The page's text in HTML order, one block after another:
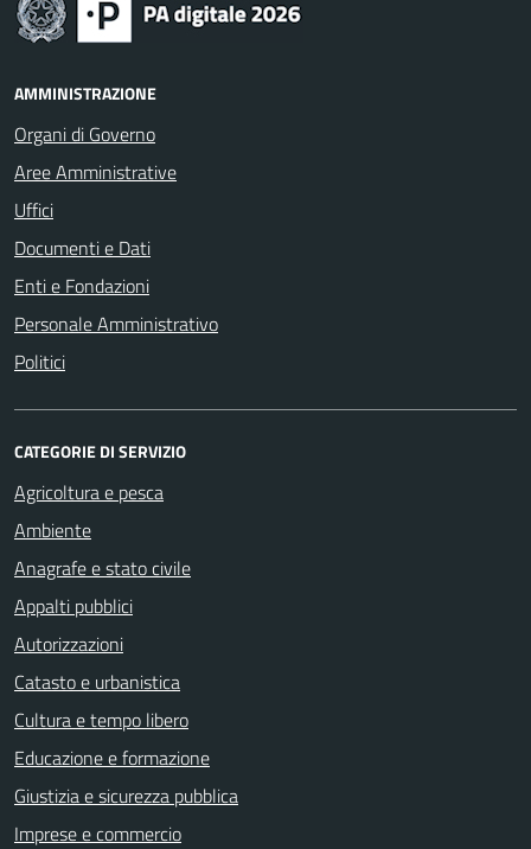
AMMINISTRAZIONE
Organi di Governo
Aree Amministrative
Uffici
Documenti e Dati
Enti e Fondazioni
Personale Amministrativo
Politici
CATEGORIE DI SERVIZIO
Agricoltura e pesca
Ambiente
Anagrafe e stato civile
Appalti pubblici
Autorizzazioni
Catasto e urbanistica
Cultura e tempo libero
Educazione e formazione
Giustizia e sicurezza pubblica
Imprese e commercio